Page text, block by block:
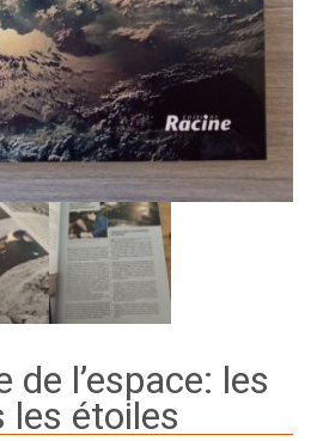
de l’espace: les
les étoiles